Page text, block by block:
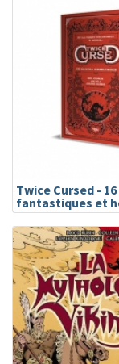
Twice Cursed -
fantastiques et